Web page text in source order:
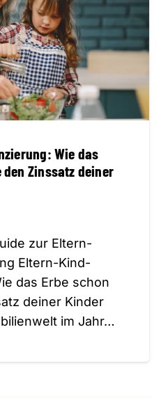
Wie das
den Zinssatz deiner
zur Eltern-
Eltern-Kind-
das Erbe schon
deiner Kinder
im Jahr…